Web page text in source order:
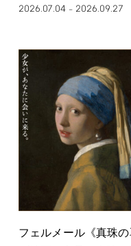
2026.07.04– 2026.09.27
フェルメール《真珠